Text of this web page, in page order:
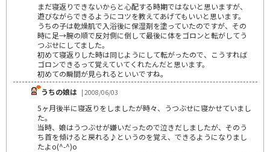
まだ寝返りできないからと心配する時期ではないと思いますが、
遊びながらできるようにコツを教えてあげてもいいと思います。
うちの子は乾燥肌で入浴後に保湿剤を塗っていたのですが、その
時に足→腕の順で反対側に倒して最後に体をゴロンと転がしてう
つぶせにしてました。
初めて寝返りした時は同じようにして転がったので、こうすれば
ゴロンできるって覚えていてくれたんだと思います。
初めての瞬間が見られるといいですね。
うちの娘は | 2008/06/03
5ヶ月後半に寝返りをしましたが時々、うつぶせに寝かせていまし
た。
当時、娘はうつぶせが嫌いだったので泣きだしましたが、そのう
ち首を傾けると戻れる♪というのを覚え、できるようになりまし
たよo(^-^)o